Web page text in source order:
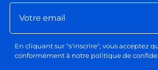
En cliquant sur "s'inscrire", vous acceptez
conformément à notre politique de